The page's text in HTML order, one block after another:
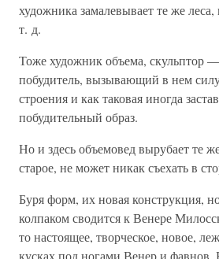
художника замалевывает те же
т. д.
Тоже художник объема, скульптор
побудитель, вызывающий в нем
строения и как таковая иногда
побудительный образ.
Но и здесь объемовед вырубает те
старое, не может никак съехать в
Буря форм, их новая конструкция,
колпаком сводится к Венере
то настоящее, творческое, новое,
кусках под ногами Венер и фавнов.